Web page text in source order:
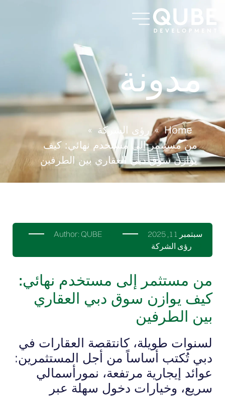
مدونة
Home
» رؤى الشركة »
من مستثمر إلى مستخدم نهائي: كيف
يوازن سوق دبي العقاري بين الطرفين
سبتمبر 11, 2025 Author: QUBE
رؤى الشركة
من مستثمر إلى مستخدم نهائي:
كيف يوازن سوق دبي العقاري
بين الطرفين
لسنوات طويلة، كانتقصة العقارات في
دبي تُكتب أساساً من أجل المستثمرين:
عوائد إيجارية مرتفعة، نمورأسمالي
سريع، وخيارات دخول سهلة عبر